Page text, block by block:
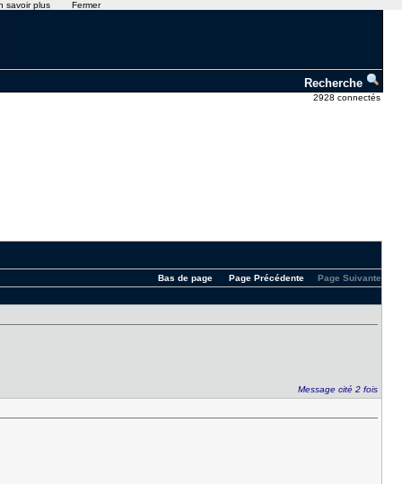
Recherche
2928 connectés
Page Suivante
Page Précédente
Bas de page
Message cité 2 fois
savoir plus Fermer